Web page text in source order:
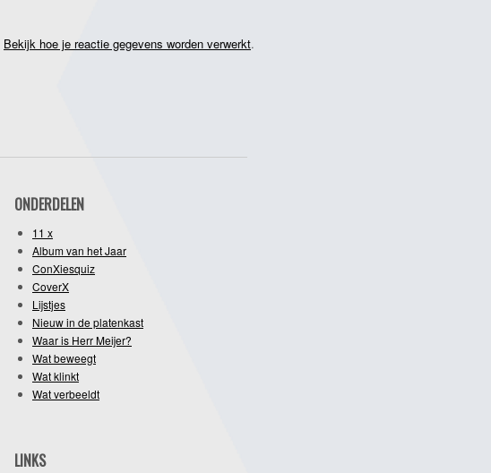
Bekijk hoe je reactie gegevens worden verwerkt.
ONDERDELEN
11 x
Album van het Jaar
ConXiesquiz
CoverX
Lijstjes
Nieuw in de platenkast
Waar is Herr Meijer?
Wat beweegt
Wat klinkt
Wat verbeeldt
LINKS